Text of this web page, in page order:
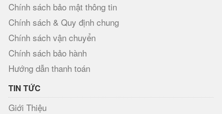
Chính sách bảo mật thông tin
Chính sách & Quy định chung
Chính sách vận chuyển
Chính sách bảo hành
Hướng dẫn thanh toán
TIN TỨC
Giới Thiệu